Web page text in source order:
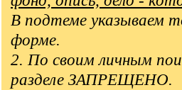
В подтеме указываем
форме.
2. По своим личным
разделе ЗАПРЕЩЕНО.